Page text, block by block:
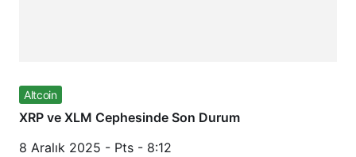
Altcoin
XRP ve XLM Cephesinde Son Durum
8 Aralık 2025 - Pts - 8:12